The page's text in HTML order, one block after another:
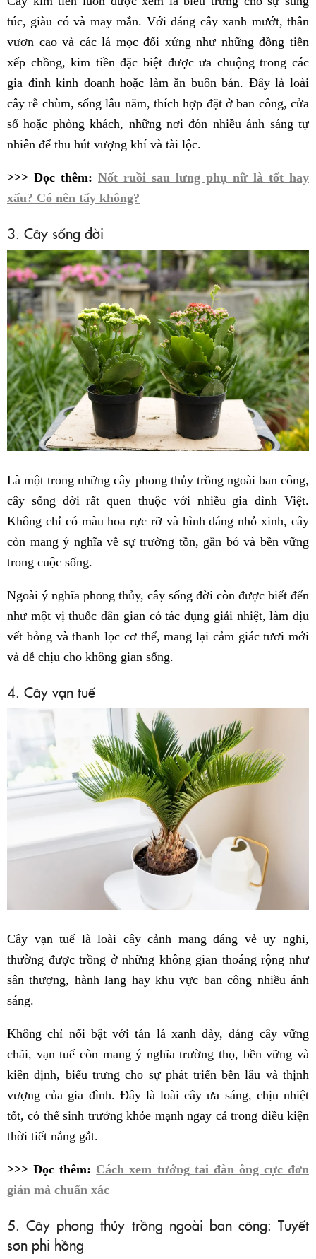
túc, giàu có và may mắn. Với dáng cây xanh mướt, thân
vươn cao và các lá mọc đối xứng như những đồng tiền
xếp chồng, kim tiền đặc biệt được ưa chuộng trong các
gia đình kinh doanh hoặc làm ăn buôn bán. Đây là loài
cây rễ chùm, sống lâu năm, thích hợp đặt ở ban công, cửa
sổ hoặc phòng khách, những nơi đón nhiều ánh sáng tự
nhiên để thu hút vượng khí và tài lộc.
>>> Đọc thêm: Nốt ruồi sau lưng phụ nữ là tốt hay
xấu? Có nên tẩy không?
3. Cây sống đời
Là một trong những cây phong thủy trồng ngoài ban công,
cây sống đời rất quen thuộc với nhiều gia đình Việt.
Không chỉ có màu hoa rực rỡ và hình dáng nhỏ xinh, cây
còn mang ý nghĩa về sự trường tồn, gắn bó và bền vững
trong cuộc sống.
Ngoài ý nghĩa phong thủy, cây sống đời còn được biết đến
như một vị thuốc dân gian có tác dụng giải nhiệt, làm dịu
vết bỏng và thanh lọc cơ thể, mang lại cảm giác tươi mới
và dễ chịu cho không gian sống.
4. Cây vạn tuế
Cây vạn tuế là loài cây cảnh mang dáng vẻ uy nghi,
thường được trồng ở những không gian thoáng rộng như
sân thượng, hành lang hay khu vực ban công nhiều ánh
sáng.
Không chỉ nổi bật với tán lá xanh dày, dáng cây vững
chãi, vạn tuế còn mang ý nghĩa trường thọ, bền vững và
kiên định, biểu trưng cho sự phát triển bền lâu và thịnh
vượng của gia đình. Đây là loài cây ưa sáng, chịu nhiệt
tốt, có thể sinh trưởng khỏe mạnh ngay cả trong điều kiện
thời tiết nắng gắt.
>>> Đọc thêm: Cách xem tướng tai đàn ông cực đơn
giản mà chuẩn xác
5. Cây phong thủy trồng ngoài ban công: Tuyết
sơn phi hồng